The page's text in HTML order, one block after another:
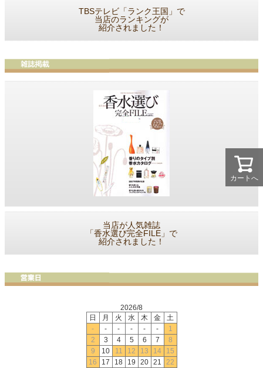
カートへ
TBSテレビ「ランク王国」で
当店のランキングが
紹介されました！
当店が人気雑誌
「香水選び完全FILE」で
紹介されました！
2026/8
日
月 火 水 木 金
土
-
- - - - -
1
2
3 4 5 6 7
8
9
10 11 12 13 14
15
16
17 18 19 20 21 22